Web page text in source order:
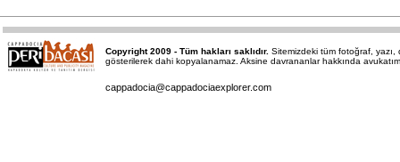
Copyright 2009 - Tüm hakları saklıdır. Sitemizdeki tüm fotoğraf, yazı,
gösterilerek dahi kopyalanamaz. Aksine davrananlar hakkında
cappadocia@cappadociaexplorer.com